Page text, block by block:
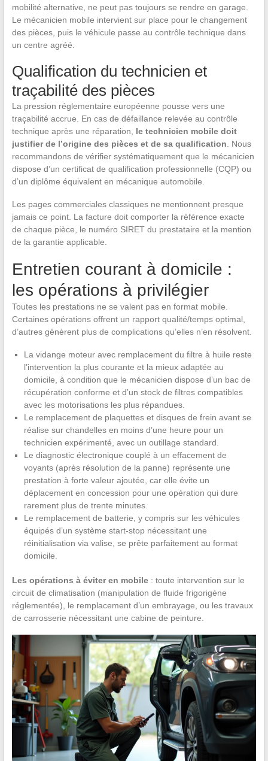
mobilité alternative, ne peut pas toujours se rendre en garage.
Le mécanicien mobile intervient sur place pour le changement
des pièces, puis le véhicule passe au contrôle technique dans
un centre agréé.
Qualification du technicien et
traçabilité des pièces
La pression réglementaire européenne pousse vers une
traçabilité accrue. En cas de défaillance relevée au contrôle
technique après une réparation, le technicien mobile doit
justifier de l’origine des pièces et de sa qualification . Nous
recommandons de vérifier systématiquement que le mécanicien
dispose d’un certificat de qualification professionnelle (CQP) ou
d’un diplôme équivalent en mécanique automobile.
Les pages commerciales classiques ne mentionnent presque
jamais ce point. La facture doit comporter la référence exacte
de chaque pièce, le numéro SIRET du prestataire et la mention
de la garantie applicable.
Entretien courant à domicile :
les opérations à privilégier
Toutes les prestations ne se valent pas en format mobile.
Certaines opérations offrent un rapport qualité/temps optimal,
d’autres génèrent plus de complications qu’elles n’en résolvent.
La vidange moteur avec remplacement du filtre à huile reste
l’intervention la plus courante et la mieux adaptée au
domicile, à condition que le mécanicien dispose d’un bac de
récupération conforme et d’un stock de filtres compatibles
avec les motorisations les plus répandues.
Le remplacement de plaquettes et disques de frein avant se
réalise sur chandelles en moins d’une heure pour un
technicien expérimenté, avec un outillage standard.
Le diagnostic électronique couplé à un effacement de
voyants (après résolution de la panne) représente une
prestation à forte valeur ajoutée, car elle évite un
déplacement en concession pour une opération qui dure
rarement plus de trente minutes.
Le remplacement de batterie, y compris sur les véhicules
équipés d’un système start-stop nécessitant une
réinitialisation via valise, se prête parfaitement au format
domicile.
Les opérations à éviter en mobile: toute intervention sur le
circuit de climatisation (manipulation de fluide frigorigène
réglementée), le remplacement d’un embrayage, ou les travaux
de carrosserie nécessitant une cabine de peinture.